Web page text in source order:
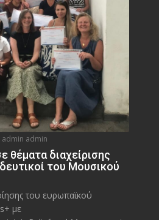
admin admin
θέματα διαχείρισης
του Μουσικού
του ευρωπαϊκού
με